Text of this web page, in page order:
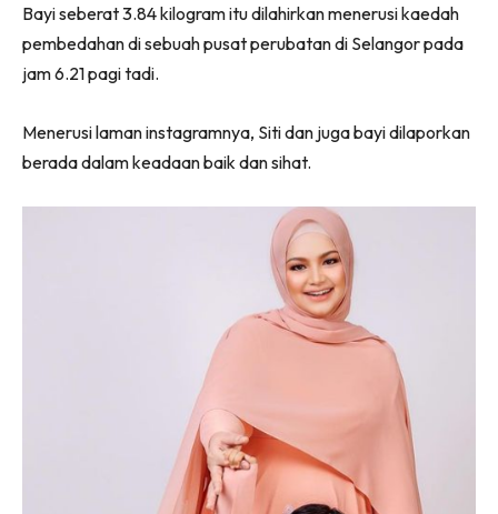
Bayi seberat 3.84 kilogram itu dilahirkan menerusi kaedah
pembedahan di sebuah pusat perubatan di Selangor pada
jam 6.21 pagi tadi.
Menerusi laman instagramnya, Siti dan juga bayi dilaporkan
berada dalam keadaan baik dan sihat.